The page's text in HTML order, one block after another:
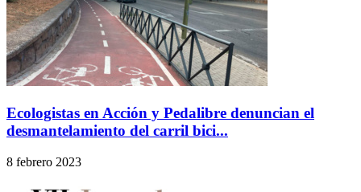
Ecologistas en Acción y Pedalibre denuncian el
desmantelamiento del carril bici...
8 febrero 2023